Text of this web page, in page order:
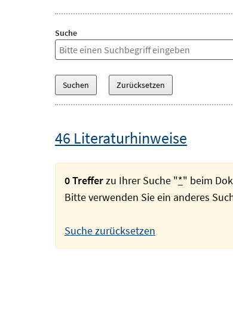
Suche
46 Literaturhinweise
0 Trefferzu Ihrer Suche "*" beim
Bitte verwenden Sie ein anderes
Suche zurücksetzen